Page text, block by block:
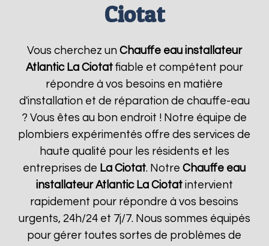
Ciotat
Vous cherchez un Chauffe eau installateur
Atlantic La Ciotatfiable et compétent pour
répondre à vos besoins en matière
d'installation et de réparation de chauffe-eau
? Vous êtes au bon endroit ! Notre équipe de
plombiers expérimentés offre des services de
haute qualité pour les résidents et les
entreprises de La Ciotat. NotreChauffe eau
installateur Atlantic La Ciotatintervient
rapidement pour répondre à vos besoins
urgents, 24h/24 et 7j/7. Nous sommes équipés
pour gérer toutes sortes de problèmes de